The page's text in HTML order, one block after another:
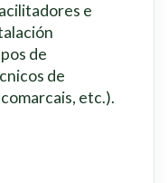
e
de
de
etc.).